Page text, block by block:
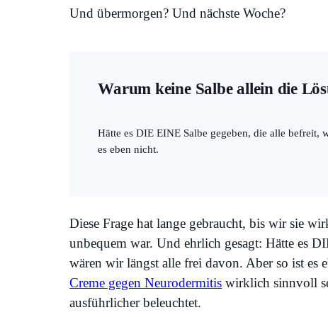
Und übermorgen? Und nächste Woche?
Warum keine Salbe allein die
Hätte es DIE EINE Salbe gegeben, die alle
es eben nicht.
Diese Frage hat lange gebraucht, bis wir sie
unbequem war. Und ehrlich gesagt: Hätte es
wären wir längst alle frei davon. Aber so ist es
Creme gegen Neurodermitis wirklich sinnvoll
ausführlicher beleuchtet.